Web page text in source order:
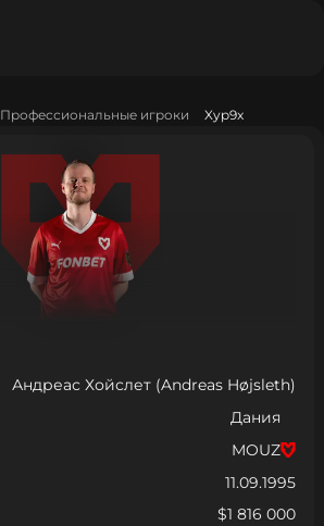
Профессиональные игроки Xyp9x
Андреас Хойслет (Andreas Højsleth)
Дания
MOUZ
11.09.1995
$1 816 000